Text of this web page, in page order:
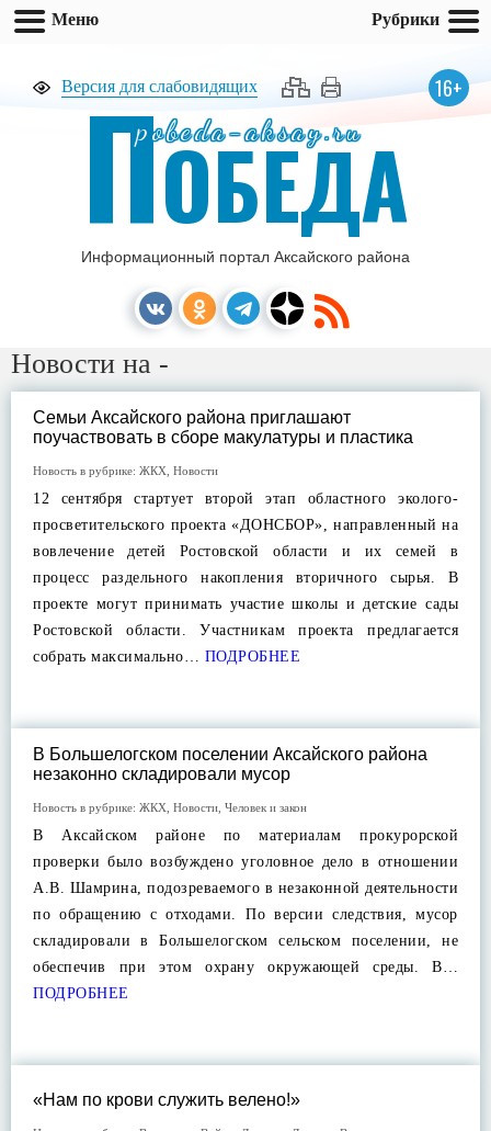
Версия для слабовидящих 16+
pobeda-aksay.ru
ПОБЕДА
Информационный портал Аксайского района
Новости на -
Семьи Аксайского района приглашают
поучаствовать в сборе макулатуры и пластика
Новость в рубрике: ЖКХ Новости
12 сентября стартует второй этап областного эколого-
просветительского проекта «ДОНСБОР», направленный на
вовлечение детей Ростовской области и их семей в
процесс раздельного накопления вторичного сырья. В
проекте могут принимать участие школы и детские сады
Ростовской области. Участникам проекта предлагается
собрать максимально… ПОДРОБНЕЕ
В Большелогском поселении Аксайского района
незаконно складировали мусор
Новость в рубрике: ЖКХ Новости Человек и закон
В Аксайском районе по материалам прокурорской
проверки было возбуждено уголовное дело в отношении
А.В. Шамрина, подозреваемого в незаконной деятельности
по обращению с отходами. По версии следствия, мусор
складировали в Большелогском сельском поселении, не
обеспечив при этом охрану окружающей среды. В…
ПОДРОБНЕЕ
«Нам по крови служить велено!»
Меню Рубрики